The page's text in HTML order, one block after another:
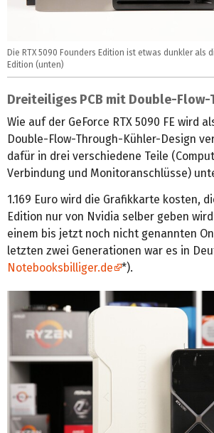
Die RTX 5090 Founders Edition ist etwas dunkler als
Edition (unten)
Dreiteiliges PCB mit Double-
Wie auf der GeForce RTX 5090 FE wird
Double-Flow-Through-Kühler-Design
dafür in drei verschiedene Teile
Verbindung und Monitoranschlüsse)
1.169 Euro wird die Grafikkarte kosten,
Edition nur von Nvidia selber geben
einem bis jetzt noch nicht genannten
letzten zwei Generationen war es in
Notebooksbilliger.de
*).